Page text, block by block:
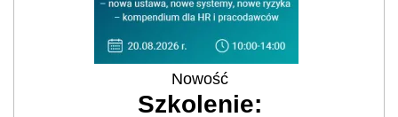
Nowość
Szkolenie: